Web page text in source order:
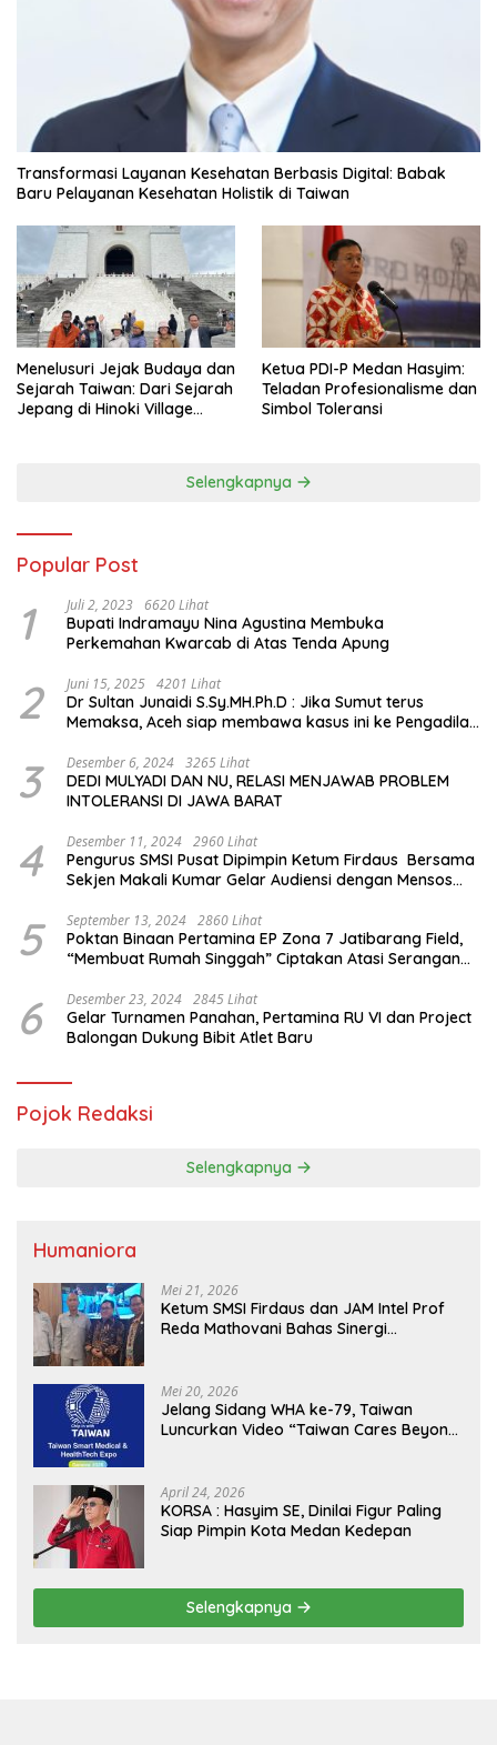
Transformasi Layanan Kesehatan Berbasis Digital: Babak
Baru Pelayanan Kesehatan Holistik di Taiwan
Menelusuri Jejak Budaya dan
Sejarah Taiwan: Dari Sejarah
Jepang di Hinoki Village
Ketua PDI-P Medan Hasyim:
Teladan Profesionalisme dan
Simbol Toleransi
Selengkapnya
Popular Post
1 Juli 2, 2023 6620 Lihat
Bupati Indramayu Nina Agustina Membuka
Perkemahan Kwarcab di Atas Tenda Apung
2 Juni 15, 2025 4201 Lihat
Dr Sultan Junaidi S.Sy.MH.Ph.D : Jika Sumut terus
Memaksa, Aceh siap membawa kasus ini ke Pengadilan
3 Desember 6, 2024 3265 Lihat
DEDI MULYADI DAN NU, RELASI MENJAWAB PROBLEM
INTOLERANSI DI JAWA BARAT
4 Desember 11, 2024 2960 Lihat
Pengurus SMSI Pusat Dipimpin Ketum Firdaus Bersama
Sekjen Makali Kumar Gelar Audiensi dengan Mensos
5 September 13, 2024 2860 Lihat
Poktan Binaan Pertamina EP Zona 7 Jatibarang Field,
“Membuat Rumah Singgah” Ciptakan Atasi Serangan
6 Desember 23, 2024 2845 Lihat
Gelar Turnamen Panahan, Pertamina RU VI dan Project
Balongan Dukung Bibit Atlet Baru
Pojok Redaksi
Selengkapnya
Humaniora
Mei 21, 2026
Ketum SMSI Firdaus dan JAM Intel Prof
Reda Mathovani Bahas Sinergi
MBG, Perkuat Pengawasan Program
Pemerintah
Mei 20, 2026
Jelang Sidang WHA ke-79, Taiwan
Luncurkan Video “Taiwan Cares Beyond
April 24, 2026
KORSA : Hasyim SE, Dinilai Figur Paling
Siap Pimpin Kota Medan Kedepan
Selengkapnya